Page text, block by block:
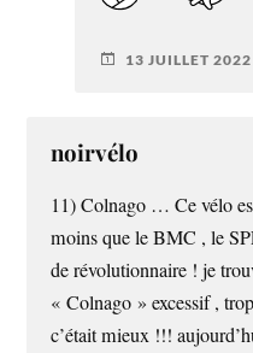
13 JUILLET 2022
noirvélo
11) Colnago … Ce vélo
moins que le BMC , le
de révolutionnaire ! je
« Colnago » excessif ,
c’était mieux !!!